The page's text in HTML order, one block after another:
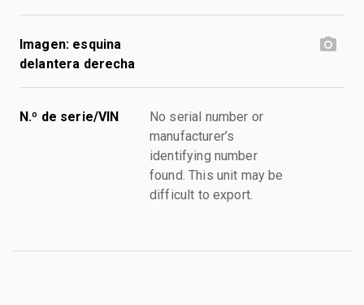
Imagen: esquina
delantera derecha
N.º de serie/VIN
No serial number or
manufacturer’s
identifying number
found. This unit may be
difficult to export.